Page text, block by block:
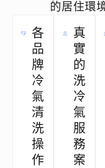
的居住環
各
品
牌
冷
氣
清
洗
操
作
真
實
的
洗
冷
氣
服
務
案